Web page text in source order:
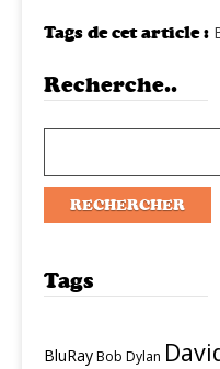
Tags de cet article :
Recherche..
Tags
BluRayBob Dylan